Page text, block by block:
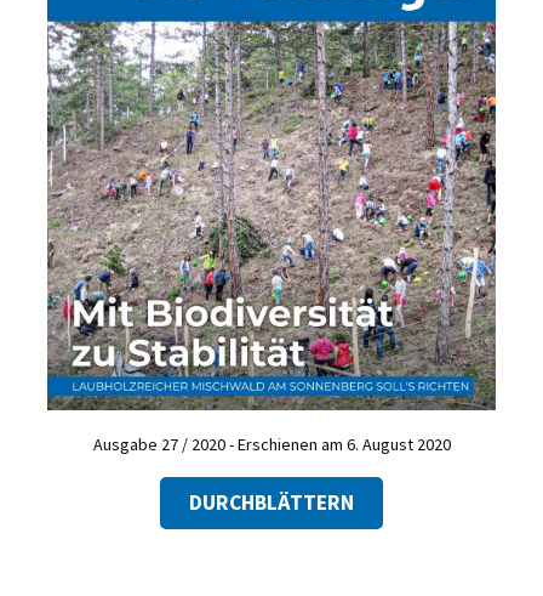
Ausgabe 27 / 2020 - Erschienen am 6. August 2020
DURCHBLÄTTERN